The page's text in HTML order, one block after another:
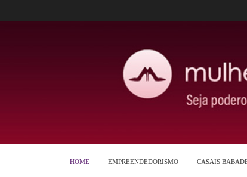
HOME EMPREENDEDORISMO CASAIS